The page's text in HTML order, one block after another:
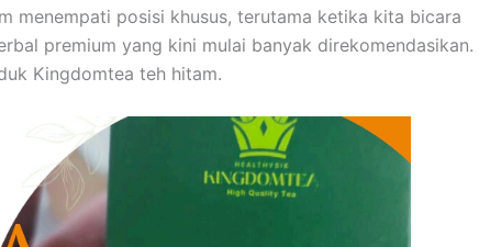
menempati posisi khusus, terutama ketika kita bicara
premium yang kini mulai banyak direkomendasikan.
Kingdomtea teh hitam.